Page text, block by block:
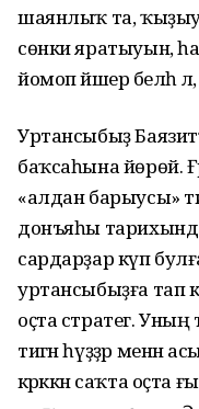
шаянлыҡ та,
сөнки яратыуын,
йомоп йәшерә белһә
Уртансыбыҙ
баҡсаһына йөрөй.
«алдан барыусы»
донъяһы
сардарҙар күп
уртансыбыҙға тап
оҫта стратег. Уның
тигән һүҙҙәр менән
кәрәккән саҡта оҫта